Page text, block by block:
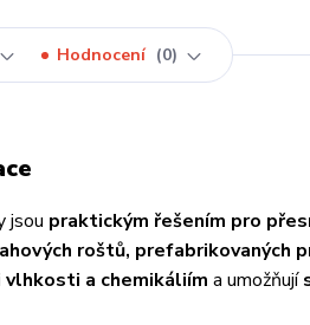
Hodnocení 0
jsou praktickým řešením pro
roštů, prefabrikovaných
vlhkosti a chemikáliím a umožňují